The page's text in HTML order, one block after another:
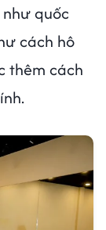
quốc
cách hô
thêm cách